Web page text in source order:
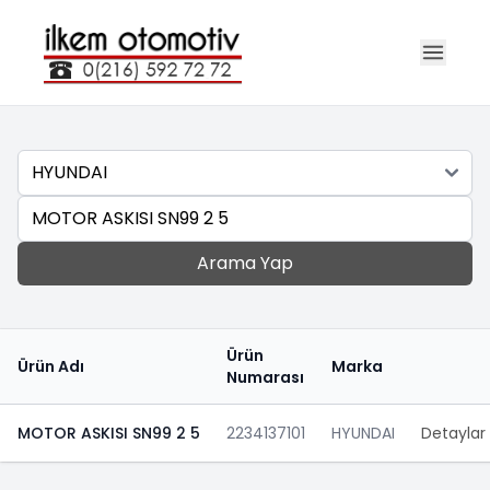
Marka
Ara
Arama Yap
Ürün Adı
Ürün
Numarası
Marka
MOTOR ASKISI SN99 2 5 2234137101 HYUNDAI Detaylar